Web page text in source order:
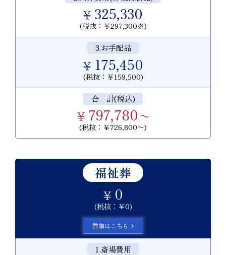
￥ 325,330
(税抜：￥297,300※)
3.お手配品
￥ 175,450
(税抜：￥159,500)
合 計(税込)
￥ 797,780〜
(税抜：￥726,800〜)
福祉葬
￥ 0
(税抜：￥0)
詳細はこちら
1.斎場費用